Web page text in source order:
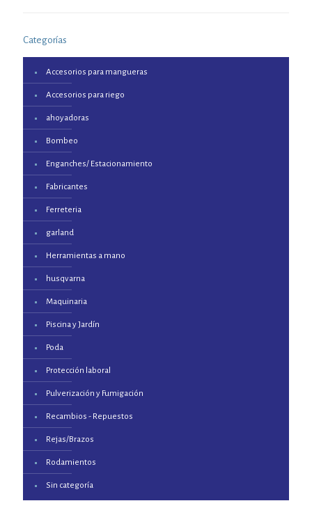
Categorías
Accesorios para mangueras
Accesorios para riego
ahoyadoras
Bombeo
Enganches/ Estacionamiento
Fabricantes
Ferreteria
garland
Herramientas a mano
husqvarna
Maquinaria
Piscina y Jardín
Poda
Protección laboral
Pulverización y Fumigación
Recambios - Repuestos
Rejas/Brazos
Rodamientos
Sin categoría